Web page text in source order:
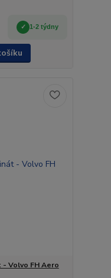
1-2 týdny
Volvo FH Aero